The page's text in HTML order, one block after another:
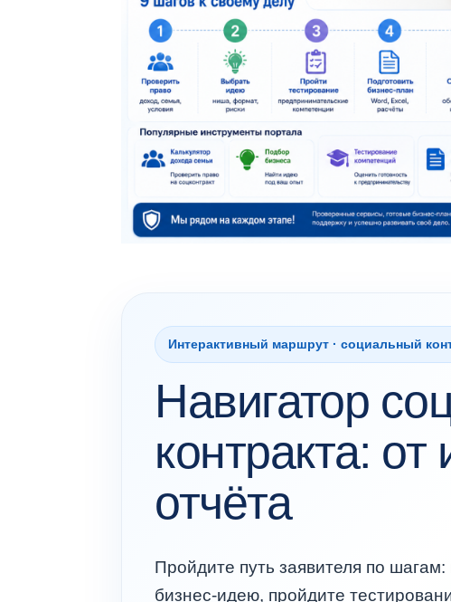
Интерактивный маршрут · социальный
Навигатор
контракта:
отчёта
Пройдите путь заявителя по
бизнес-идею, пройдите